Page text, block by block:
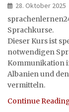
28. Oktober 2025
Sprachkurse.
Dieser Kurs ist
notwendigen
Kommunikation
Albanien und
vermitteln.
Continue